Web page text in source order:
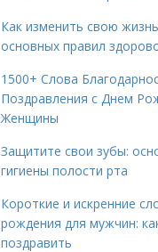
Как изменить свою
основных правил
1500+ Слова
Поздравления с Днем
Женщины
Защитите свои зубы:
гигиены полости рта
Короткие и искренние
рождения для мужчин:
поздравить